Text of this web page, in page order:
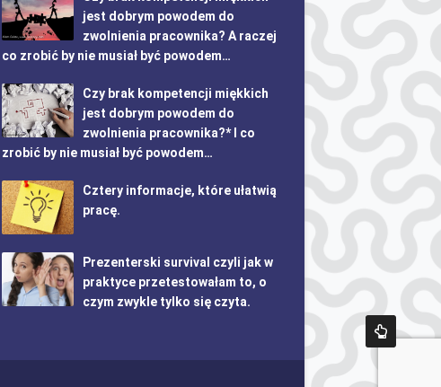
jest dobrym powodem do
zwolnienia pracownika? A raczej
co zrobić by nie musiał być powodem…
Czy brak kompetencji miękkich
jest dobrym powodem do
zwolnienia pracownika?* I co
zrobić by nie musiał być powodem…
Cztery informacje, które ułatwią
pracę.
Prezenterski survival czyli jak w
praktyce przetestowałam to, o
czym zwykle tylko się czyta.